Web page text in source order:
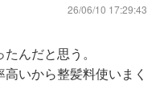
26/06/10 17:29:43
んだと思う。
いから整髪料使いまく